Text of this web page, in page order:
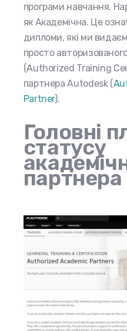
програми навчання.
як Академічна. Це
дипломи, які ми
просто
(Authorized Training
партнера Autodesk (
Partner).
Головні
статусу
партнера